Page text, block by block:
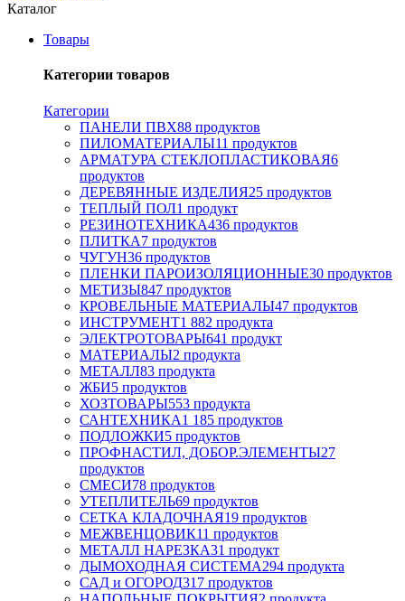
Каталог
Товары
Категории товаров
Категории
ПАНЕЛИ ПВХ88 продуктов
ПИЛОМАТЕРИАЛЫ11 продуктов
АРМАТУРА СТЕКЛОПЛАСТИКОВАЯ6
продуктов
ДЕРЕВЯННЫЕ ИЗДЕЛИЯ25 продуктов
ТЕПЛЫЙ ПОЛ1 продукт
РЕЗИНОТЕХНИКА436 продуктов
ПЛИТКА7 продуктов
ЧУГУН36 продуктов
ПЛЕНКИ ПАРОИЗОЛЯЦИОННЫЕ30 продуктов
МЕТИЗЫ847 продуктов
КРОВЕЛЬНЫЕ МАТЕРИАЛЫ47 продуктов
ИНСТРУМЕНТ1 882 продукта
ЭЛЕКТРОТОВАРЫ641 продукт
МАТЕРИАЛЫ2 продукта
МЕТАЛЛ83 продукта
ЖБИ5 продуктов
ХОЗТОВАРЫ553 продукта
САНТЕХНИКА1 185 продуктов
ПОДЛОЖКИ5 продуктов
ПРОФНАСТИЛ, ДОБОР.ЭЛЕМЕНТЫ27
продуктов
СМЕСИ78 продуктов
УТЕПЛИТЕЛЬ69 продуктов
СЕТКА КЛАДОЧНАЯ19 продуктов
МЕЖВЕНЦОВИК11 продуктов
МЕТАЛЛ НАРЕЗКА31 продукт
ДЫМОХОДНАЯ СИСТЕМА294 продукта
САД и ОГОРОД317 продуктов